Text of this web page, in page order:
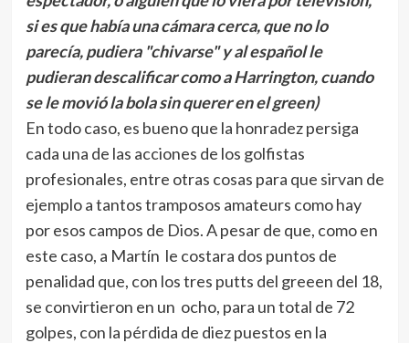
si es que había una cámara cerca, que no lo
parecía, pudiera "chivarse" y al español le
pudieran descalificar como a Harrington, cuando
se le movió la bola sin querer en el green)
En todo caso, es bueno que la honradez persiga
cada una de las acciones de los golfistas
profesionales, entre otras cosas para que sirvan de
ejemplo a tantos tramposos amateurs como hay
por esos campos de Dios. A pesar de que, como en
este caso, a Martín le costara dos puntos de
penalidad que, con los tres putts del greeen del 18,
se convirtieron en un ocho, para un total de 72
golpes, con la pérdida de diez puestos en la